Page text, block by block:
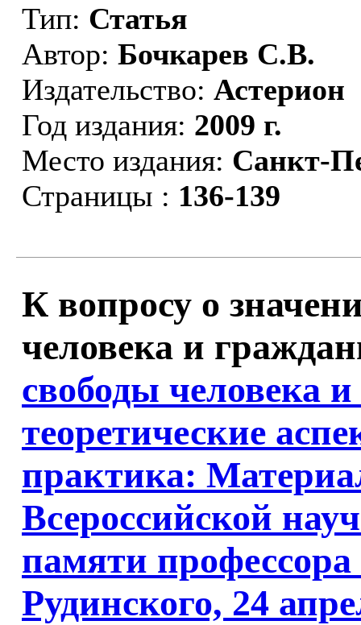
Тип: Статья
Автор: Бочкарев С.В.
Издательство: Астерион
Год издания: 2009 г.
Место издания: Санкт-
Страницы : 136-139
К вопросу о
человека и
свободы человека
теоретические
практика:
Всероссийской
памяти
Рудинского, 24